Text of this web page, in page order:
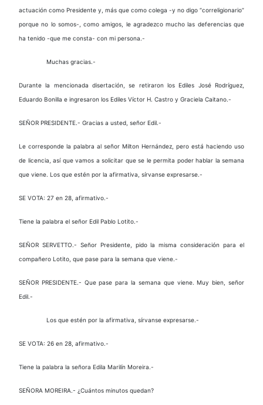
actuación como Presidente y, más que como colega -y no digo “correligionario”
porque no lo somos-, como amigos, le agradezco mucho las deferencias que
ha tenido -que me consta- con mi persona.-
Muchas gracias.-
Durante la mencionada disertación, se retiraron los Ediles José Rodríguez,
Eduardo Bonilla e ingresaron los Ediles Víctor H. Castro y Graciela Caitano.-
SEÑOR PRESIDENTE.- Gracias a usted, señor Edil.-
Le corresponde la palabra al señor Milton Hernández, pero está haciendo uso
de licencia, así que vamos a solicitar que se le permita poder hablar la semana
que viene. Los que estén por la afirmativa, sírvanse expresarse.-
SE VOTA: 27 en 28, afirmativo.-
Tiene la palabra el señor Edil Pablo Lotito.-
SEÑOR SERVETTO.- Señor Presidente, pido la misma consideración para el
compañero Lotito, que pase para la semana que viene.-
SEÑOR PRESIDENTE.- Que pase para la semana que viene. Muy bien, señor
Edil.-
Los que estén por la afirmativa, sírvanse expresarse.-
SE VOTA: 26 en 28, afirmativo.-
Tiene la palabra la señora Edila Marilín Moreira.-
SEÑORA MOREIRA.- ¿Cuántos minutos quedan?